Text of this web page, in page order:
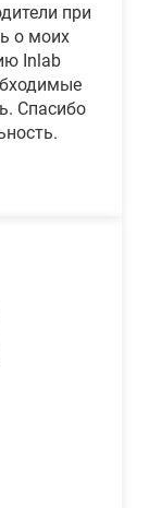
при
о моих
Inlab
Спасибо